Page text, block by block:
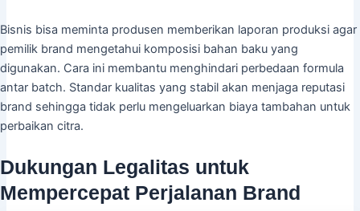
Bisnis bisa meminta produsen memberikan laporan produksi agar
pemilik brand mengetahui komposisi bahan baku yang
digunakan. Cara ini membantu menghindari perbedaan formula
antar batch. Standar kualitas yang stabil akan menjaga reputasi
brand sehingga tidak perlu mengeluarkan biaya tambahan untuk
perbaikan citra.
Dukungan Legalitas untuk
Mempercepat Perjalanan Brand